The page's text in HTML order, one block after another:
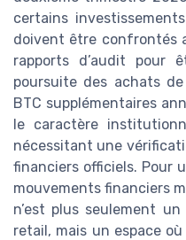
certains
doivent être confrontés
rapports d’audit pour
poursuite des achats
BTC supplémentaires
le caractère
nécessitant une
financiers officiels. Pour
mouvements financiers
n’est plus seulement
retail, mais un espace